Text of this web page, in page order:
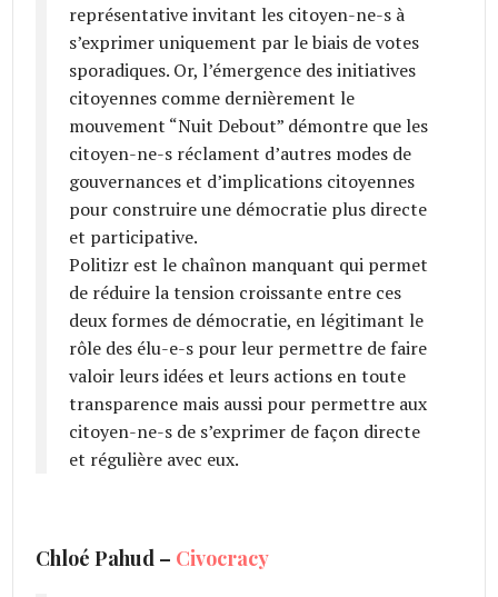
représentative invitant les citoyen­-ne­-s à
s’exprimer uniquement par le biais de votes
sporadiques. Or, l’émergence des initiatives
citoyennes comme dernièrement le
mouvement “Nuit Debout” démontre que les
citoyen­-ne-­s réclament d’autres modes de
gouvernances et d’implications citoyennes
pour construire une démocratie plus directe
et participative.
Politizr est le chaînon manquant qui permet
de réduire la tension croissante entre ces
deux formes de démocratie, en légitimant le
rôle des élu-e-s pour leur permettre de faire
valoir leurs idées et leurs actions en toute
transparence mais aussi pour permettre aux
citoyen-ne-­s de s’exprimer de façon directe
et régulière avec eux.
Chloé Pahud – Civocracy